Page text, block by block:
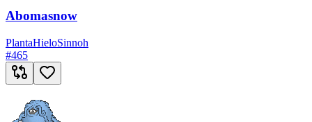
Abomasnow
PlantaHieloSinnoh
#465